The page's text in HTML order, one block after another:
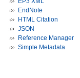
EndNote
HTML Citation
JSON
Reference Manager
Simple Metadata